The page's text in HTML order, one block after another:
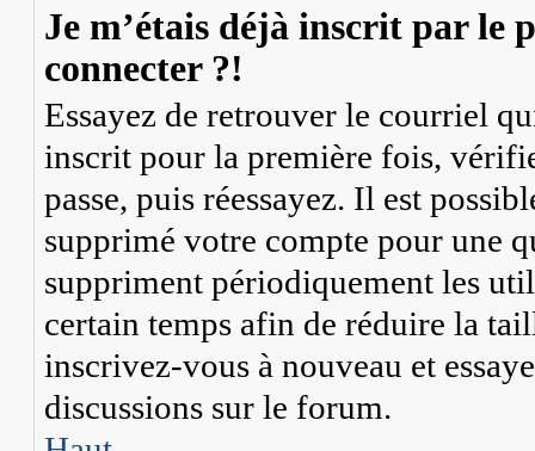
Je m’étais déjà inscrit par le
connecter ?!
Essayez de retrouver le courriel
inscrit pour la première fois,
passe, puis réessayez. Il est
supprimé votre compte pour une
suppriment périodiquement les
certain temps afin de réduire la
inscrivez-vous à nouveau et
discussions sur le forum.